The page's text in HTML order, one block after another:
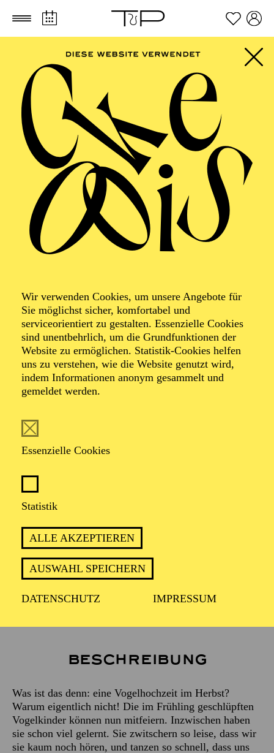
Zum Hauptinhalt springen Zum Footer springen
Wir verwenden Cookies, um unsere Angebote für
Sie möglichst sicher, komfortabel und
serviceorientiert zu gestalten. Essenzielle Cookies
sind unentbehrlich, um die Grundfunktionen der
Website zu ermöglichen. Statistik-Cookies helfen
uns zu verstehen, wie die Website genutzt wird,
indem Informationen anonym gesammelt und
gemeldet werden.
Essenzielle Cookies
Statistik
ALLE AKZEPTIEREN
AUSWAHL SPEICHERN
DATENSCHUTZ IMPRESSUM
PHILHARMONIE
Philharmonie entdecken ·
Kleinkinderkonzert
Eine Vogelhochzeit
TICKETS
TERMIN
Freitag 25. September 2026
Samstag 26. September 2026
Sonntag 27. September 2026
Für Kleinkinder von 1 bis 3 Jahren
Blockflöten
KATRIN SONS
Klavier
THOMAS BRACHT
Moderation
Beschreibung
Was ist das denn: eine Vogelhochzeit im Herbst?
Warum eigentlich nicht! Die im Frühling geschlüpften
Vogelkinder können nun mitfeiern. Inzwischen haben
sie schon viel gelernt. Sie zwitschern so leise, dass wir
sie kaum noch hören, und tanzen so schnell, dass uns